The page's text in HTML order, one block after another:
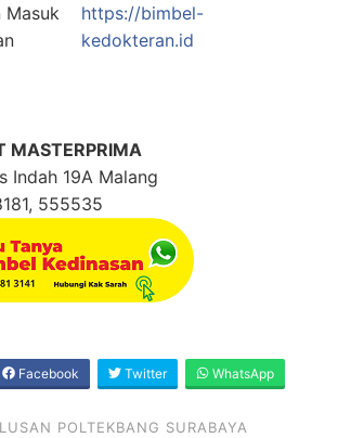
Masuk
https://bimbel-
kedokteran.id
MASTERPRIMA
Indah 19A Malang
555535
Facebook Twitter WhatsApp
POLTEKBANG SURABAYA